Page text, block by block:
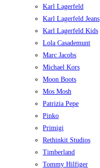
Karl Lagerfeld
Karl Lagerfeld Jeans
Karl Lagerfeld Kids
Lola Casademunt
Marc Jacobs
Michael Kors
Moon Boots
Mos Mosh
Patrizia Pepe
Pinko
Primigi
Rethinkit Studios
Timberland
Tommy Hilfiger